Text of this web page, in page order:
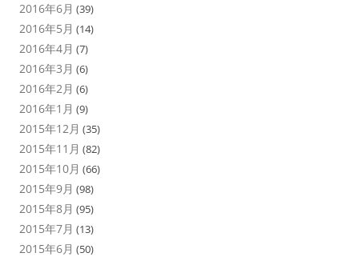
2016年6月 (39)
2016年5月 (14)
2016年4月 (7)
2016年3月 (6)
2016年2月 (6)
2016年1月 (9)
2015年12月 (35)
2015年11月 (82)
2015年10月 (66)
2015年9月 (98)
2015年8月 (95)
2015年7月 (13)
2015年6月 (50)